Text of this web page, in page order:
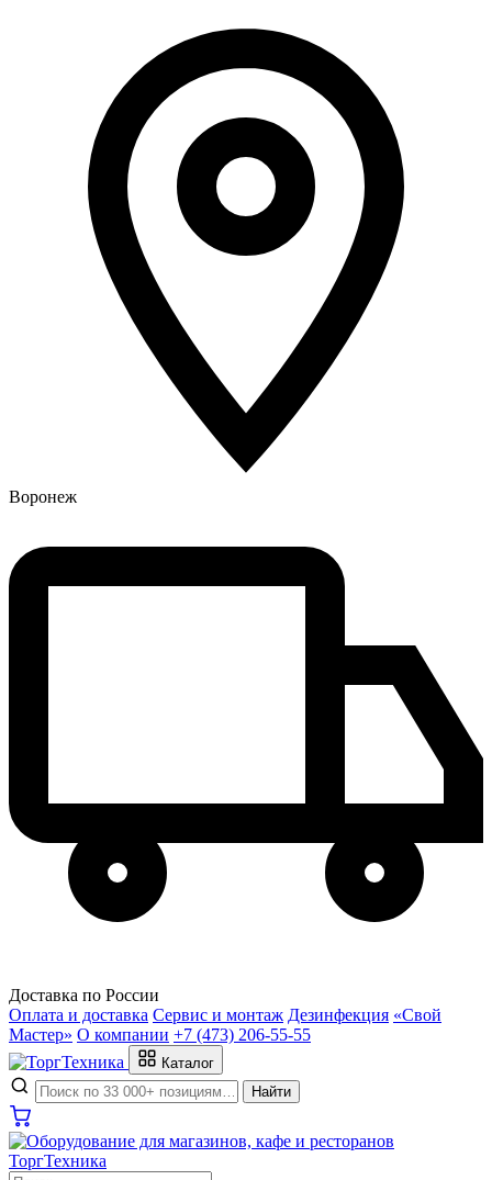
Воронеж
Доставка по России
Оплата и доставка Сервис и монтаж Дезинфекция «Свой
Мастер» О компании +7 (473) 206-55-55
Каталог
Найти